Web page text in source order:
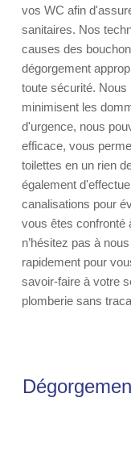
vos WC afin
sanitaires. Nos
causes des
dégorgement
toute sécurité.
minimisent les
d'urgence, nous
efficace, vous
toilettes en un rien
également
canalisations pour
vous êtes confronté
n’hésitez pas à
rapidement pour
savoir-faire à votre
plomberie sans